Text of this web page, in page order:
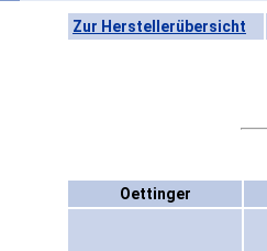
Zur Herstellerübersicht
Oettinger